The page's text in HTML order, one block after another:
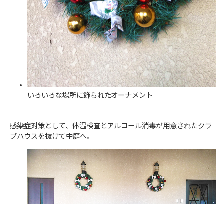
いろいろな場所に飾られたオーナメント
感染症対策として、体温検査とアルコール消毒が用意されたクラ
ブハウスを抜けて中庭へ。